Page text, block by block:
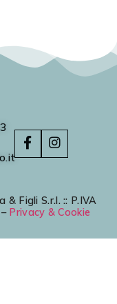
Figli S.r.l. :: P.IVA
Privacy & Cookie